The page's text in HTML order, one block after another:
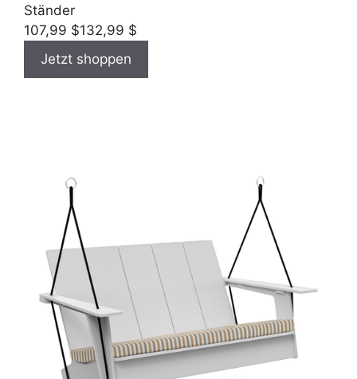
Ständer
107,99 $132,99 $
Jetzt shoppen